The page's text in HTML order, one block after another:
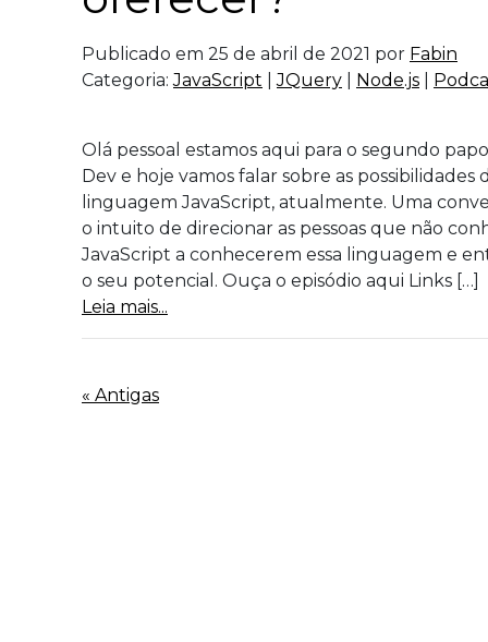
Publicado em 25 de abril de 2021 por Fabin
Categoria:JavaScript |JQuery Node.js
Olá pessoal estamos aqui para o segundo
Dev e hoje vamos falar sobre as possibilidades
linguagem JavaScript, atualmente. Uma
o intuito de direcionar as pessoas que não
JavaScript a conhecerem essa linguagem e
o seu potencial. Ouça o episódio aqui Links […]
Leia mais...
« Antigas